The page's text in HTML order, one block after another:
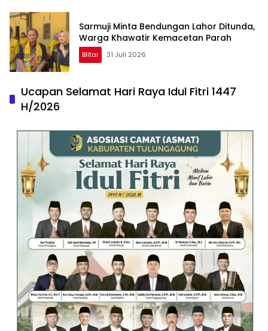
Sarmuji Minta Bendungan Lahor Ditunda,
Warga Khawatir Kemacetan Parah
Blitar 31 Juli 2026
Ucapan Selamat Hari Raya Idul Fitri 1447
H/2026